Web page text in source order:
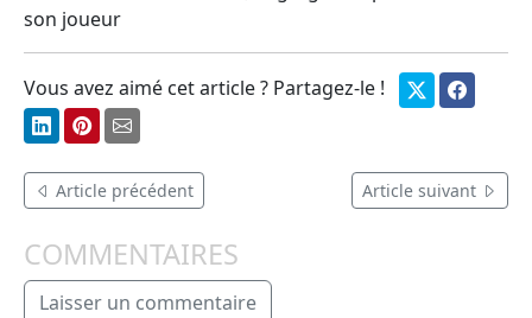
son joueur
Vous avez aimé cet article ? Partagez-le !
Article précédent Article suivant
COMMENTAIRES
Laisser un commentaire